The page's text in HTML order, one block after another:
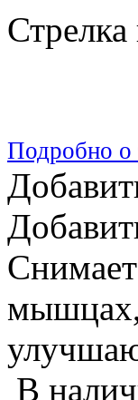
Стрелка
Подробно о
В